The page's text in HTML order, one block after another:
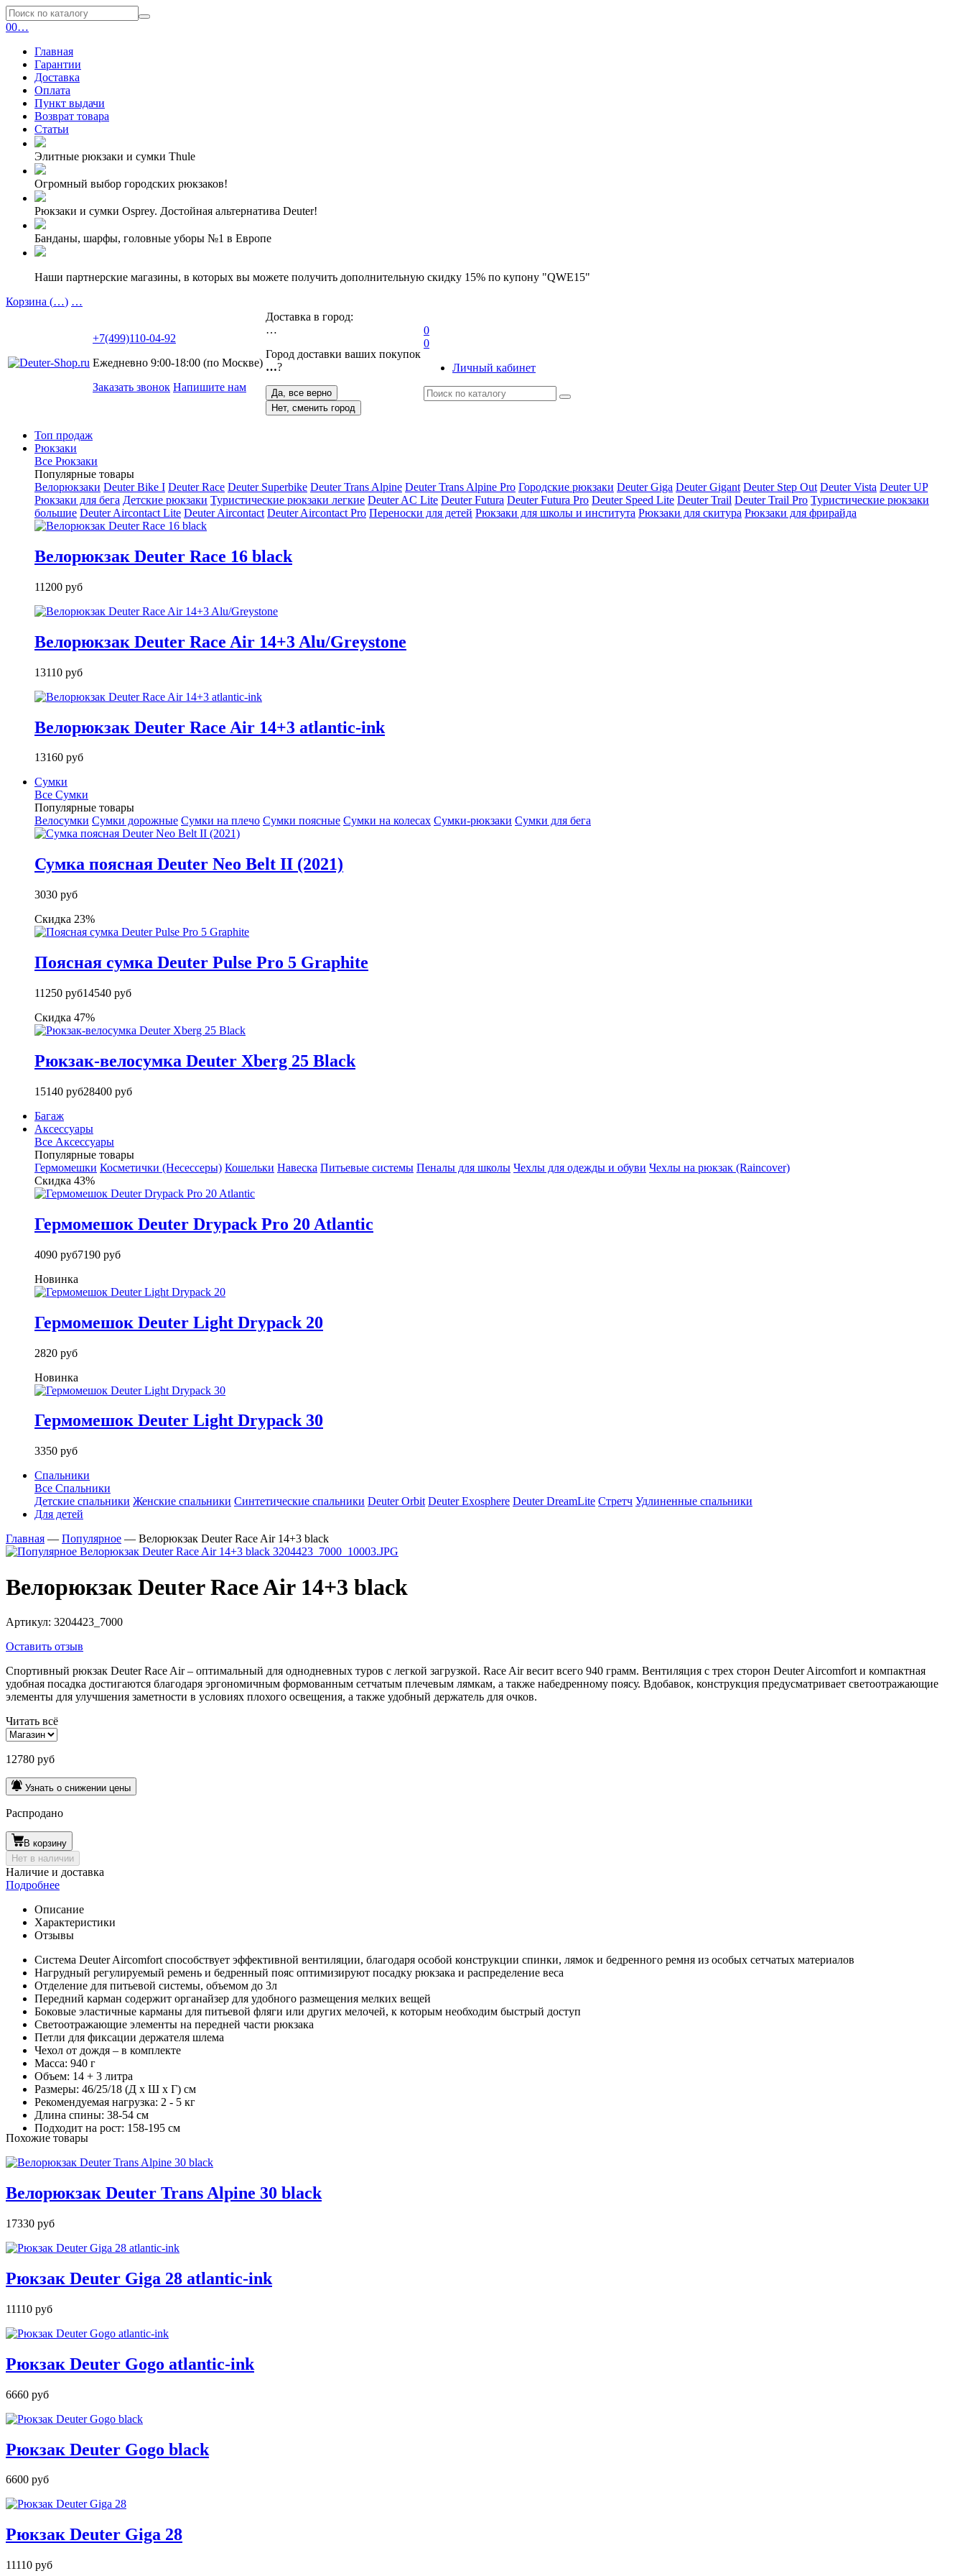
00…
Главная
Гарантии
Доставка
Оплата
Пункт выдачи
Возврат товара
Статьи
Элитные рюкзаки и сумки Thule
Огромный выбор городских рюкзаков!
Рюкзаки и сумки Osprey. Достойная альтернатива Deuter!
Банданы, шарфы, головные уборы №1 в Европе
Наши партнерские магазины, в которых вы можете получить дополнительную скидку 15% по купону "QWE15"
Корзина (…) …
+7(499)110-04-92
Ежедневно 9:00-18:00 (по Москве)
Заказать звонок Напишите нам
Доставка в город:
…
Город доставки ваших покупок
…?
Да, все верно
Нет, сменить город
0
0
Личный кабинет
Топ продаж
Рюкзаки
Все Рюкзаки
Популярные товары
Велорюкзаки Deuter Bike I Deuter Race Deuter Superbike Deuter Trans Alpine Deuter Trans Alpine Pro Городские рюкзаки Deuter Giga Deuter Gigant Deuter Step Out Deuter Vista Deuter UP
Рюкзаки для бега Детские рюкзаки Туристические рюкзаки легкие Deuter AС Lite Deuter Futura Deuter Futura Pro Deuter Speed Lite Deuter Trail Deuter Trail Pro Туристические рюкзаки
большие Deuter Aircontact Lite Deuter Aircontact Deuter Aircontact Pro Переноски для детей Рюкзаки для школы и института Рюкзаки для скитура Рюкзаки для фрирайда
Велорюкзак Deuter Race 16 black
11200 руб
Велорюкзак Deuter Race Air 14+3 Alu/Greystone
13110 руб
Велорюкзак Deuter Race Air 14+3 atlantic-ink
13160 руб
Сумки
Все Сумки
Популярные товары
Велосумки Сумки дорожные Сумки на плечо Сумки поясные Сумки на колесах Сумки-рюкзаки Сумки для бега
Сумка поясная Deuter Neo Belt II (2021)
3030 руб
Скидка 23%
Поясная сумка Deuter Pulse Pro 5 Graphite
11250 руб14540 руб
Скидка 47%
Рюкзак-велосумка Deuter Xberg 25 Black
15140 руб28400 руб
Багаж
Аксессуары
Все Аксессуары
Популярные товары
Гермомешки Косметички (Несессеры) Кошельки Навеска Питьевые системы Пеналы для школы Чехлы для одежды и обуви Чехлы на рюкзак (Raincover)
Скидка 43%
Гермомешок Deuter Drypack Pro 20 Atlantic
4090 руб7190 руб
Новинка
Гермомешок Deuter Light Drypack 20
2820 руб
Новинка
Гермомешок Deuter Light Drypack 30
3350 руб
Спальники
Все Спальники
Детские спальники Женские спальники Синтетические спальники Deuter Orbit Deuter Exosphere Deuter DreamLite Стретч Удлиненные спальники
Для детей
Главная — Популярное — Велорюкзак Deuter Race Air 14+3 black
Велорюкзак Deuter Race Air 14+3 black
Артикул: 3204423_7000
Оставить отзыв
Спортивный рюкзак Deuter Race Air – оптимальный для однодневных туров с легкой загрузкой. Race Air весит всего 940 грамм. Вентиляция с трех сторон Deuter Aircomfort и компактная
удобная посадка достигаются благодаря эргономичным формованным сетчатым плечевым лямкам, а также набедренному поясу. Вдобавок, конструкция предусматривает светоотражающие
элементы для улучшения заметности в условиях плохого освещения, а также удобный держатель для очков.
Читать всё
12780 руб
Узнать о снижении цены
Распродано
В корзину
Нет в наличии
Наличие и доставка
Подробнее
Описание
Характеристики
Отзывы
Система Deuter Aircomfort способствует эффективной вентиляции, благодаря особой конструкции спинки, лямок и бедренного ремня из особых сетчатых материалов
Нагрудный регулируемый ремень и бедренный пояс оптимизируют посадку рюкзака и распределение веса
Отделение для питьевой системы, объемом до 3л
Передний карман содержит органайзер для удобного размещения мелких вещей
Боковые эластичные карманы для питьевой фляги или других мелочей, к которым необходим быстрый доступ
Светоотражающие элементы на передней части рюкзака
Петли для фиксации держателя шлема
Чехол от дождя – в комплекте
Масса: 940 г
Объем: 14 + 3 литра
Размеры: 46/25/18 (Д х Ш х Г) см
Рекомендуемая нагрузка: 2 - 5 кг
Длина спины: 38-54 см
Подходит на рост: 158-195 см
Похожие товары
Велорюкзак Deuter Trans Alpine 30 black
17330 руб
Рюкзак Deuter Giga 28 atlantic-ink
11110 руб
Рюкзак Deuter Gogo atlantic-ink
6660 руб
Рюкзак Deuter Gogo black
6600 руб
Рюкзак Deuter Giga 28
11110 руб